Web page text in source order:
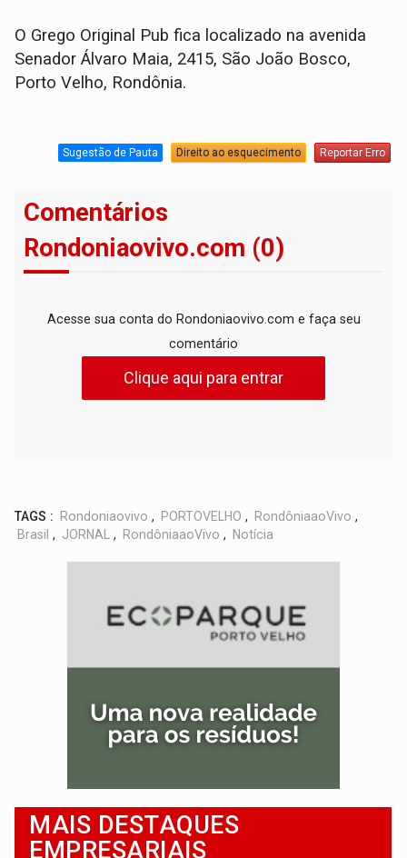
O Grego Original Pub fica localizado na avenida
Senador Álvaro Maia, 2415, São João Bosco,
Porto Velho, Rondônia.
Sugestão de Pauta Direito ao esquecimento Reportar Erro
Comentários
Rondoniaovivo.com (0)
Acesse sua conta do Rondoniaovivo.com e faça seu
comentário
Clique aqui para entrar
TAGS : Rondoniaovivo , PORTOVELHO , RondôniaaoVivo ,
Brasil , JORNAL , RondôniaaoVivo , Notícia
MAIS DESTAQUES
EMPRESARIAIS